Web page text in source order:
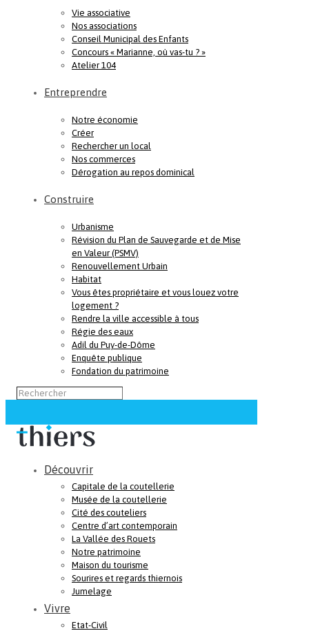
Vie associative
Nos associations
Conseil Municipal des Enfants
Concours « Marianne, où vas-tu ? »
Atelier 104
Entreprendre
Notre économie
Créer
Rechercher un local
Nos commerces
Dérogation au repos dominical
Construire
Urbanisme
Révision du Plan de Sauvegarde et de Mise
en Valeur (PSMV)
Renouvellement Urbain
Habitat
Vous êtes propriétaire et vous louez votre
logement ?
Rendre la ville accessible à tous
Régie des eaux
Adil du Puy-de-Dôme
Enquête publique
Fondation du patrimoine
Découvrir
Capitale de la coutellerie
Musée de la coutellerie
Cité des couteliers
Centre d’art contemporain
La Vallée des Rouets
Notre patrimoine
Maison du tourisme
Sourires et regards thiernois
Jumelage
Vivre
Etat-Civil